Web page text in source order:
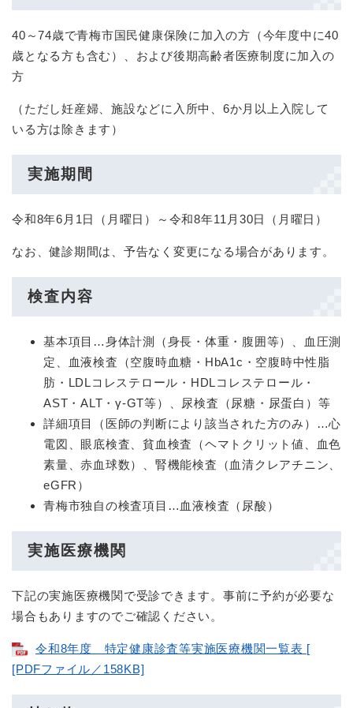
40～74歳で青梅市国民健康保険に加入の方（今年度中に40
歳となる方も含む）、および後期高齢者医療制度に加入の
方
（ただし妊産婦、施設などに入所中、6か月以上入院して
いる方は除きます）
実施期間
令和8年6月1日（月曜日）～令和8年11月30日（月曜日）
なお、健診期間は、予告なく変更になる場合があります。
検査内容
基本項目…身体計測（身長・体重・腹囲等）、血圧測
定、血液検査（空腹時血糖・HbA1c・空腹時中性脂
肪・LDLコレステロール・HDLコレステロール・
AST・ALT・γ-GT等）、尿検査（尿糖・尿蛋白）等
詳細項目（医師の判断により該当された方のみ）…心
電図、眼底検査、貧血検査（ヘマトクリット値、血色
素量、赤血球数）、腎機能検査（血清クレアチニン、
eGFR）
青梅市独自の検査項目…血液検査（尿酸）
実施医療機関
下記の実施医療機関で受診できます。事前に予約が必要な
場合もありますのでご確認ください。
令和8年度 特定健康診査等実施医療機関一覧表 [
[PDFファイル／158KB]